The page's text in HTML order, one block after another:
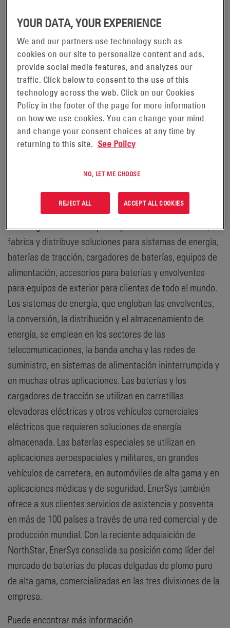
anunciado hoy que su Consejo de Administración declaró
un dividendo trimestral en efectivo de 0,175 USD por
acción ordinaria, pagadero el 25 de septiembre de 2020 a
los titulares inscritos el 11 de septiembre de 2020.
Para obtener más información, póngase en contacto
con Steve Heir, Vicepresidente de Desarrollo Corporativo
y Relaciones con los Inversores de EnerSys, P.O. Box
14145, Reading, PA 19612-4145, EE. UU. Tel.: 610-236-
investorsrelations@enersys.com; sitio
NOTA DEL EDITOR: EnerSys®, líder mundial en soluciones
de energía almacenada para aplicaciones industriales,
fabrica y distribuye soluciones para sistemas de energía,
baterías de tracción, cargadores de baterías, equipos de
alimentación, accesorios para baterías y envolventes
para equipos de exterior para clientes de todo el mundo.
Los sistemas de energía, que engloban las envolventes,
la conversión, la distribución y el almacenamiento de
energía, se emplean en los sectores de las
telecomunicaciones, la banda ancha y las redes de
suministro, en sistemas de alimentación ininterrumpida y
en muchas otras aplicaciones. Las baterías y los
cargadores de tracción se utilizan en carretillas
elevadoras eléctricas y otros vehículos comerciales
eléctricos que requieren soluciones de energía
almacenada. Las baterías especiales se utilizan en
aplicaciones aeroespaciales y militares, en grandes
vehículos de carretera, en automóviles de alta gama y en
aplicaciones médicas y de seguridad. EnerSys también
ofrece a sus clientes servicios de asistencia y posventa
en más de 100 países a través de una red comercial y de
producción mundial. Con la reciente adquisición de
NorthStar, EnerSys consolida su posición como líder del
mercado de baterías de placas delgadas de plomo puro
de alta gama, comercializadas en las tres divisiones de la
empresa.
Puede encontrar más información
YOUR DATA, YOUR EXPERIENCE
We and our partners use technology such as
cookies on our site to personalize content and ads,
provide social media features, and analyzes our
traffic. Click below to consent to the use of this
technology across the web. Click on our Cookies
Policy in the footer of the page for more information
on how we use cookies. You can change your mind
and change your consent choices at any time by
returning to this site. See Policy
NO, LET ME CHOOSE
REJECT ALL ACCEPT ALL COOKIES